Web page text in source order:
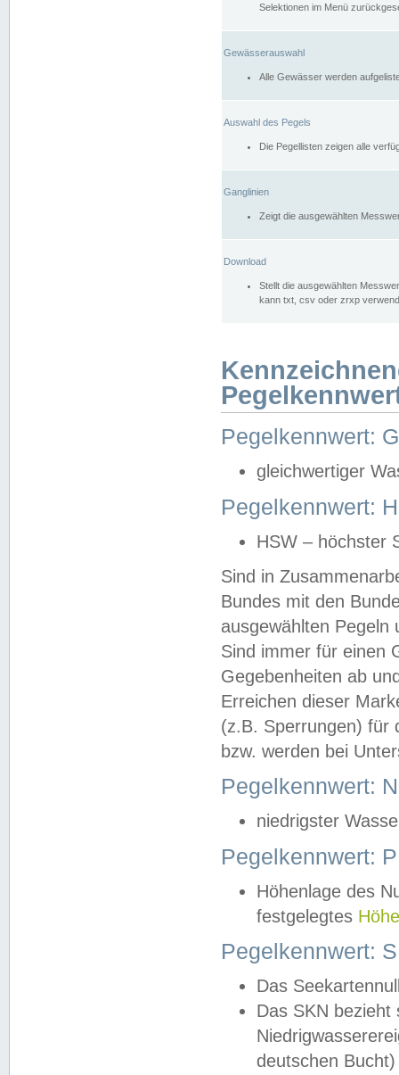
Selektionen im Menü
Gewässerauswahl
Alle Gewässer werden
Auswahl des Pegels
Die Pegellisten zeigen alle
Ganglinien
Zeigt die ausgewählten
Download
Stellt die ausgewählten
kann txt, csv oder zrxp
Pegelkennwert:
gleichwertiger
Pegelkennwert:
HSW – höchster
Sind in
Bundes mit den
ausgewählten
Sind immer für einen
Gegebenheiten ab
Erreichen dieser
(z.B. Sperrungen) für
bzw. werden bei
Pegelkennwert:
niedrigster
Pegelkennwert:
Höhenlage des
festgelegtes
Pegelkennwert:
Das
Das SKN
deutschen